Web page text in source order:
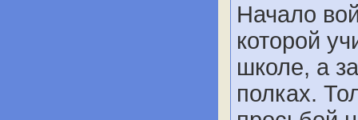
Начало
которой
школе, а
полках.